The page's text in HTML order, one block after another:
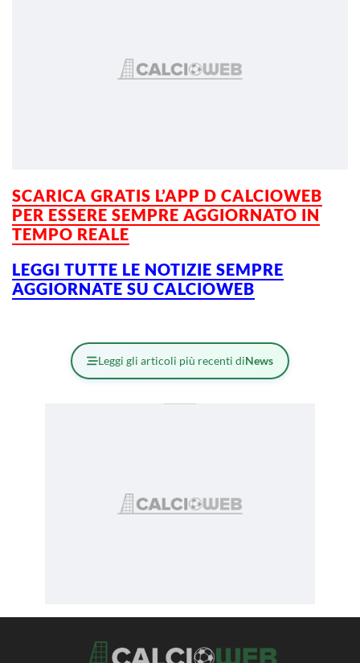
SCARICA GRATIS L’APP D CALCIOWEB
PER ESSERE SEMPRE AGGIORNATO IN
TEMPO REALE
LEGGI TUTTE LE NOTIZIE SEMPRE
AGGIORNATE SU CALCIOWEB
Leggi gli articoli più recenti diNews